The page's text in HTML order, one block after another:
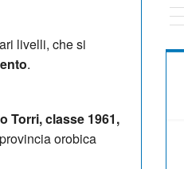
livelli, che si
.
Torri, classe 1961,
orobica